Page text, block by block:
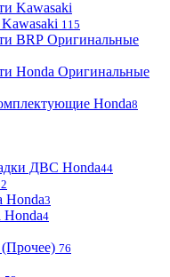
115
Оригинальные
Оригинальные
Honda8
ДВС Honda44
Honda3
Honda4
76